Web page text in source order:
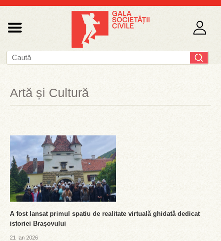
Artă și Cultură
A fost lansat primul spatiu de realitate virtuală ghidată dedicat
istoriei Brașovului
21 Ian 2026